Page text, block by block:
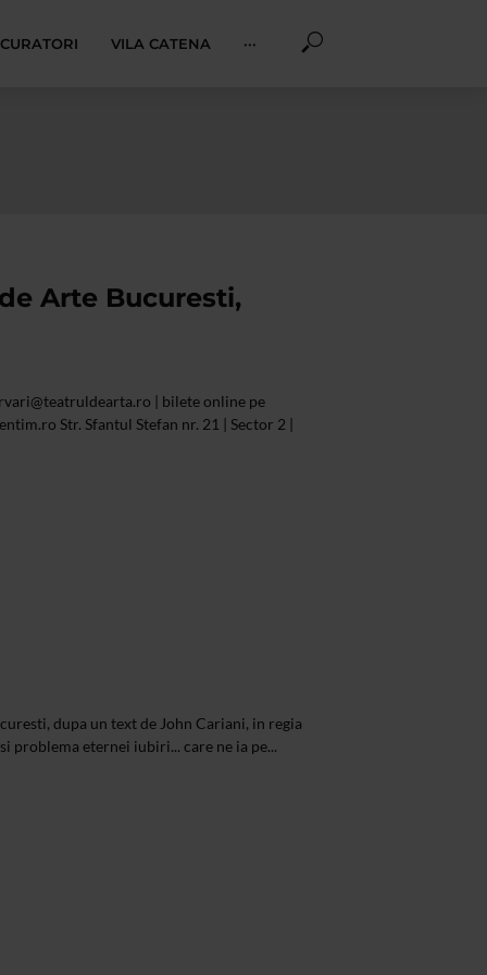
VILA CATENA ···
Arte Bucuresti,
| bilete online pe
Str. Sfantul Stefan nr. 21 | Sector 2 |
dupa un text de John Cariani, in regia
problema eternei iubiri... care ne ia pe...